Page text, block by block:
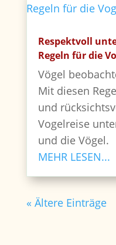
Respektvoll
Regeln für die
Vögel
Mit diesen
und
Vogelreise
und die Vögel.
MEHR LESEN...
« Ältere Einträge